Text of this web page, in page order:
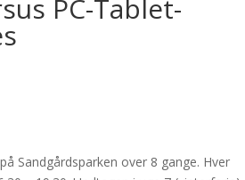
PC-Tablet-
Sandgårdsparken over 8 gange. Hver